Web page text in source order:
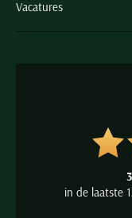
Vacatures
in de laatste